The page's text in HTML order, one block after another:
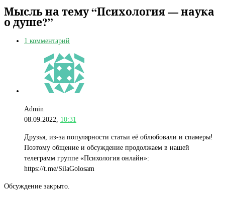
Мысль на тему “Психология — наука
о душе?”
1 комментарий
Admin
08.09.2022,
10:31
Друзья, из-за популярности статьи её облюбовали и спамеры!
Поэтому общение и обсуждение продолжаем в нашей
телеграмм группе «Психология онлайн»:
https://t.me/SilaGolosam
Обсуждение закрыто.